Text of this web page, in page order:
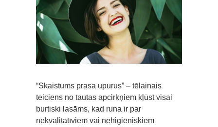
“Skaistums prasa upurus” – tēlainais
teiciens no tautas apcirkņiem kļūst visai
burtiski lasāms, kad runa ir par
nekvalitatīviem vai nehigiēniskiem